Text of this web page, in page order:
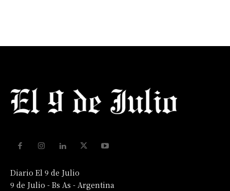
Diario El 9 de Julio
9 de Julio - Bs As - Argentina